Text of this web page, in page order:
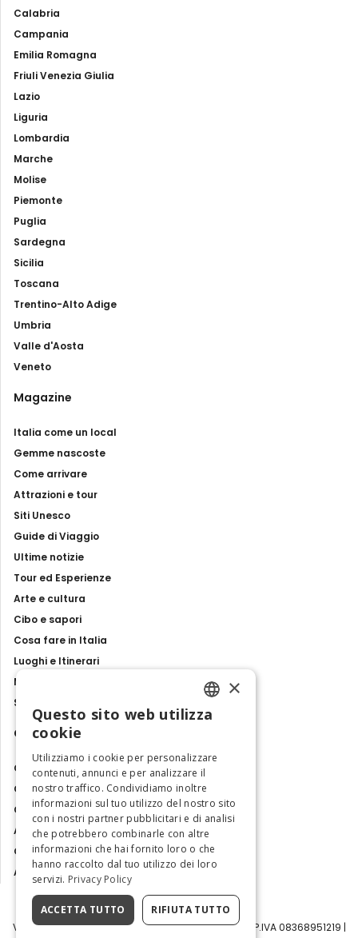
Calabria
Campania
Emilia Romagna
Friuli Venezia Giulia
Lazio
Liguria
Lombardia
Marche
Molise
Piemonte
Puglia
Sardegna
Sicilia
Toscana
Trentino-Alto Adige
Umbria
Valle d'Aosta
Veneto
Magazine
Italia come un local
Gemme nascoste
Come arrivare
Attrazioni e tour
Siti Unesco
Guide di Viaggio
Ultime notizie
Tour ed Esperienze
Arte e cultura
Cibo e sapori
Cosa fare in Italia
Luoghi e Itinerari
Mostre, eventi e spettacoli
Storie e tradizioni
Contatti
Chi siamo
Collabora con noi
Contatti
Ambasciatrice dell'Eccellenza
Osservatorio Turismo
Area Riservata
Visit Italy Srl | Via Filippo Argelati, 10, 20143 Milano | P.IVA 08368951219 |
ENGLISH
ITALIAN
×
Questo sito web utilizza
cookie
Utilizziamo i cookie per personalizzare
contenuti, annunci e per analizzare il
nostro traffico. Condividiamo inoltre
informazioni sul tuo utilizzo del nostro sito
con i nostri partner pubblicitari e di analisi
che potrebbero combinarle con altre
informazioni che hai fornito loro o che
hanno raccolto dal tuo utilizzo dei loro
servizi. Privacy Policy
ACCETTA TUTTO RIFIUTA TUTTO